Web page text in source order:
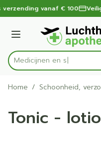
Ga naar de inhoud
1 van 1 vanaf € 100
Menu
Product, merk,
Home / Schoonheid,
Tonic -